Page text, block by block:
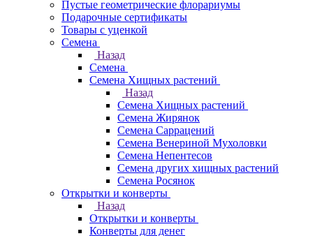
Пустые геометрические флорариумы
Подарочные сертификаты
Товары с уценкой
Семена
Назад
Семена
Семена Хищных растений
Назад
Семена Хищных растений
Семена Жирянок
Семена Саррацений
Семена Венериной Мухоловки
Семена Непентесов
Семена других хищных растений
Семена Росянок
Открытки и конверты
Назад
Открытки и конверты
Конверты для денег